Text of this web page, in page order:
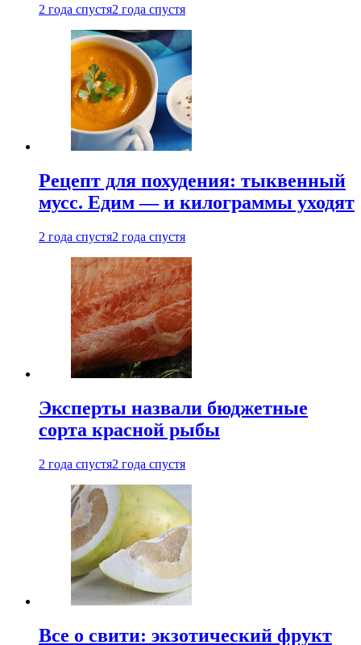
2 года спустя2 года спустя
Рецепт для похудения: тыквенный
мусс. Едим — и килограммы уходят
2 года спустя2 года спустя
Эксперты назвали бюджетные
сорта красной рыбы
2 года спустя2 года спустя
Все о свити: экзотический фрукт